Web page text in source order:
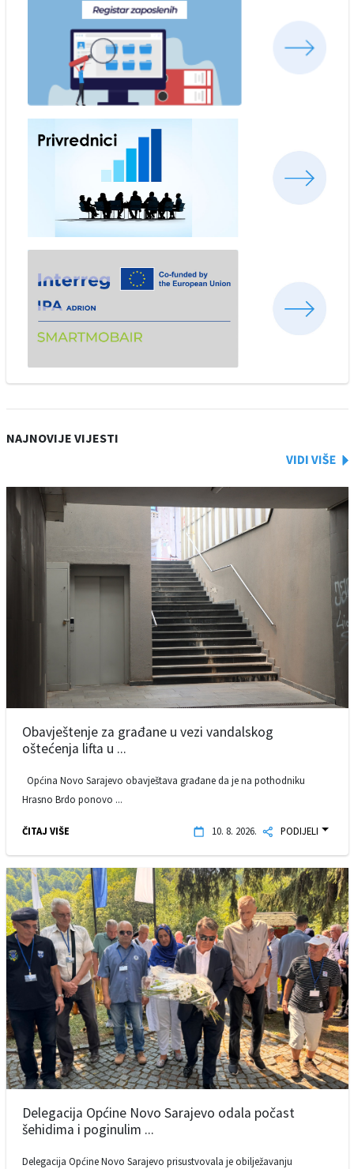
NAJNOVIJE VIJESTI
Obavještenje za građane u vezi vandalskog
oštećenja lifta u ...
Općina Novo Sarajevo obavještava građane da je na pothodniku
Hrasno Brdo ponovo ...
ČITAJ VIŠE 10. 8. 2026. PODIJELI
Delegacija Općine Novo Sarajevo odala počast
šehidima i poginulim ...
Delegacija Općine Novo Sarajevo prisustvovala je obilježavanju